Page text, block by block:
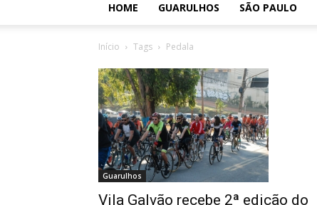
HOME GUARULHOS SÃO PAULO
Início Tags Pedala
Guarulhos
Vila Galvão recebe 2ª edição do